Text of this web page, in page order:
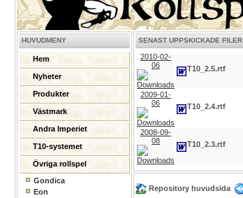
HUVUDMENY
Hem
Nyheter
Produkter
Västmark
Andra Imperiet
T10-systemet
Övriga rollspel
Gondica
Eon
SENAST UPPSKICKADE FILER
2010-02-
06
T10_2.5.rtf
2009-01-
06
T10_2.4.rtf
2008-09-
08
T10_2.3.rtf
Repository huvudsida